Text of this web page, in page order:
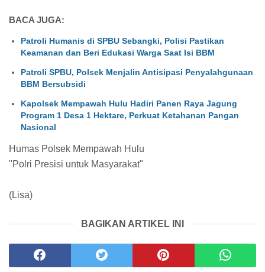
BACA JUGA:
Patroli Humanis di SPBU Sebangki, Polisi Pastikan
Keamanan dan Beri Edukasi Warga Saat Isi BBM
Patroli SPBU, Polsek Menjalin Antisipasi Penyalahgunaan
BBM Bersubsidi
Kapolsek Mempawah Hulu Hadiri Panen Raya Jagung
Program 1 Desa 1 Hektare, Perkuat Ketahanan Pangan
Nasional
Humas Polsek Mempawah Hulu
"Polri Presisi untuk Masyarakat"
(Lisa)
BAGIKAN ARTIKEL INI